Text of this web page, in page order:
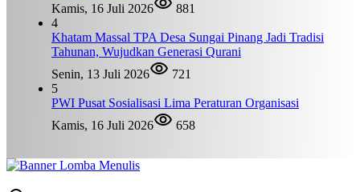
Kamis, 16 Juli 2026
881
4
Khatam Massal TPA Desa Sungai Pinang Jadi Tradisi
Tahunan, Wujudkan Generasi Qurani
Senin, 13 Juli 2026
721
5
PWI Pusat Sosialisasi Lima Peraturan Organisasi
Kamis, 16 Juli 2026
658